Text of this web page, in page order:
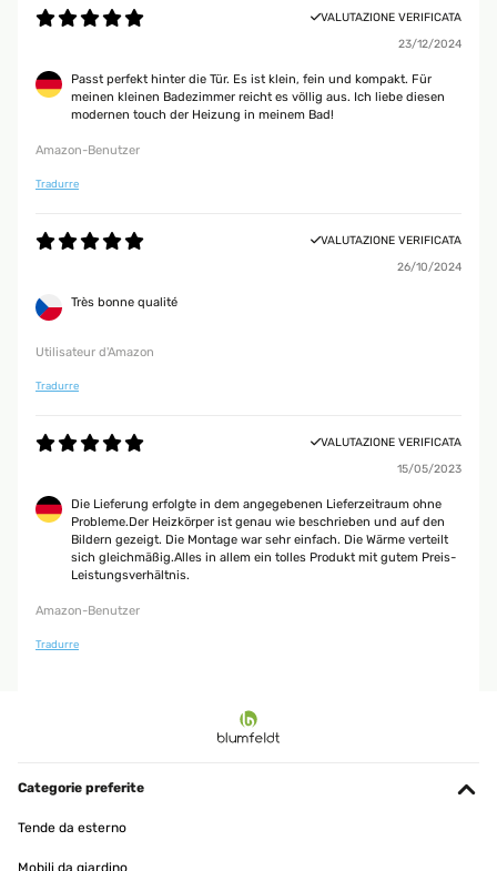
VALUTAZIONE VERIFICATA
23/12/2024
Passt perfekt hinter die Tür. Es ist klein, fein und kompakt. Für
meinen kleinen Badezimmer reicht es völlig aus. Ich liebe diesen
modernen touch der Heizung in meinem Bad!
Amazon-Benutzer
Tradurre
VALUTAZIONE VERIFICATA
26/10/2024
Très bonne qualité
Utilisateur d'Amazon
Tradurre
VALUTAZIONE VERIFICATA
15/05/2023
Die Lieferung erfolgte in dem angegebenen Lieferzeitraum ohne
Probleme.Der Heizkörper ist genau wie beschrieben und auf den
Bildern gezeigt. Die Montage war sehr einfach. Die Wärme verteilt
sich gleichmäßig.Alles in allem ein tolles Produkt mit gutem Preis-
Leistungsverhältnis.
Amazon-Benutzer
Tradurre
Categorie preferite
Tende da esterno
Mobili da giardino